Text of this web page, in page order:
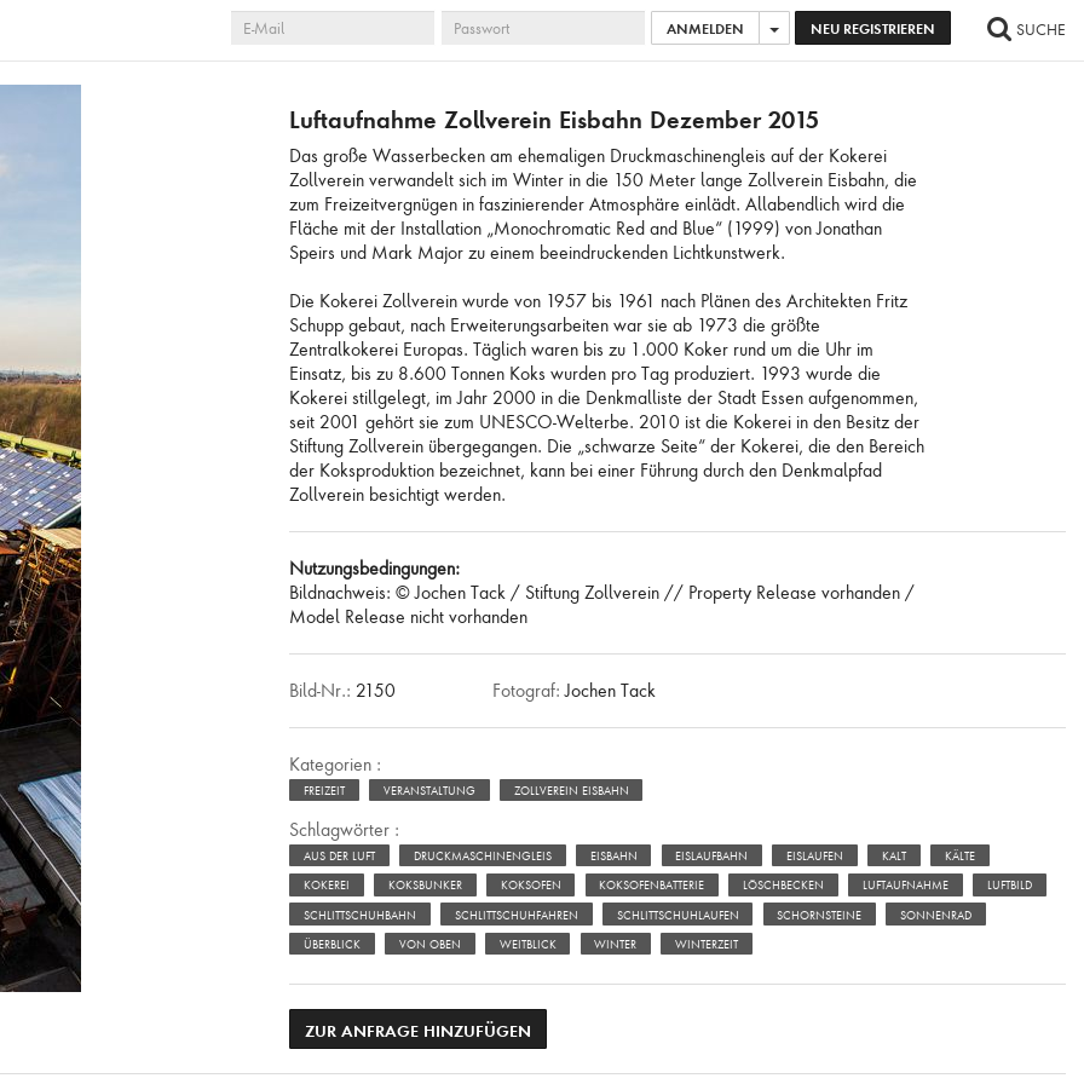
MAIL
PASSWORT
ANMELDEN NEU REGISTRIEREN SUCHE
AUSWAHL ANZEIGEN AUSWAHL ZUR ANFRAGE HINZUFÜGEN ... ALLE BILDER AUSWÄHLEN
Luftaufnahme Zollverein Eisbahn Dezember 2015
Das große Wasserbecken am ehemaligen Druckmaschinengleis auf der Kokerei
Zollverein verwandelt sich im Winter in die 150 Meter lange Zollverein Eisbahn, die
zum Freizeitvergnügen in faszinierender Atmosphäre einlädt. Allabendlich wird die
Fläche mit der Installation „Monochromatic Red and Blue“ (1999) von Jonathan
Speirs und Mark Major zu einem beeindruckenden Lichtkunstwerk.
Die Kokerei Zollverein wurde von 1957 bis 1961 nach Plänen des Architekten Fritz
Schupp gebaut, nach Erweiterungsarbeiten war sie ab 1973 die größte
Zentralkokerei Europas. Täglich waren bis zu 1.000 Koker rund um die Uhr im
Einsatz, bis zu 8.600 Tonnen Koks wurden pro Tag produziert. 1993 wurde die
Kokerei stillgelegt, im Jahr 2000 in die Denkmalliste der Stadt Essen aufgenommen,
seit 2001 gehört sie zum UNESCO-Welterbe. 2010 ist die Kokerei in den Besitz der
Stiftung Zollverein übergegangen. Die „schwarze Seite“ der Kokerei, die den Bereich
der Koksproduktion bezeichnet, kann bei einer Führung durch den Denkmalpfad
Zollverein besichtigt werden.
Nutzungsbedingungen:
Bildnachweis: © Jochen Tack / Stiftung Zollverein // Property Release vorhanden /
Model Release nicht vorhanden
Bild-Nr.: 2150 Fotograf: Jochen Tack
Kategorien :
FREIZEIT VERANSTALTUNG ZOLLVEREIN EISBAHN
Schlagwörter :
AUS DER LUFT DRUCKMASCHINENGLEIS EISBAHN EISLAUFBAHN EISLAUFEN KALT KÄLTE
KOKEREI KOKSBUNKER KOKSOFEN KOKSOFENBATTERIE LÖSCHBECKEN LUFTAUFNAHME LUFTBILD
SCHLITTSCHUHBAHN SCHLITTSCHUHFAHREN SCHLITTSCHUHLAUFEN SCHORNSTEINE SONNENRAD
ÜBERBLICK VON OBEN WEITBLICK WINTER WINTERZEIT
ZUR ANFRAGE HINZUFÜGEN